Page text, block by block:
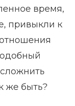
время,
привыкли к
же быть?